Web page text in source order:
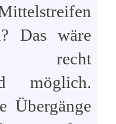
Das wäre
recht
möglich.
Übergänge